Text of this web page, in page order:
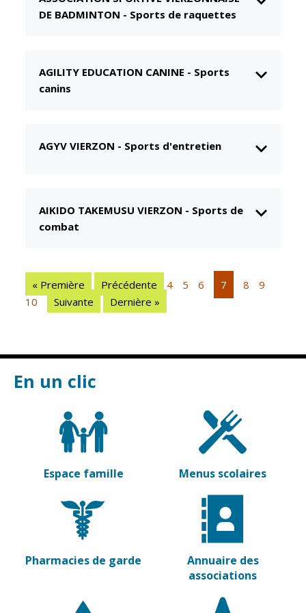
CCAS
Accueil de jour
seniors
santé
Contrat local
Établissements
de soins
Pharmacies de
Culture
Rollinat
Estivales
plastiques
Not'île
Découvrir
vendredi
Piscine Charles
Moreira
Équipements
sportifs
Associations
Annuaire des
associations
Démarches
des
associations
DE BADMINTON - Sports de raquettes
AGILITY EDUCATION CANINE - Sports
canins
AGYV VIERZON - Sports d'entretien
AIKIDO TAKEMUSU VIERZON - Sports de
combat
« Première Précédente 4 5 6 7 8
9
10
Suivante Dernière »
En un clic
Espace famille Menus scolaires
Pharmacies de garde
Annuaire des
associations